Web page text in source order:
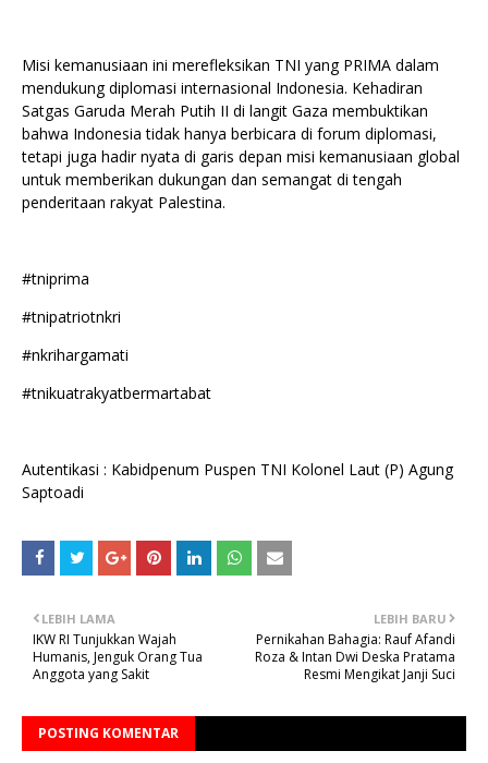
Misi kemanusiaan ini merefleksikan TNI yang PRIMA dalam
mendukung diplomasi internasional Indonesia. Kehadiran
Satgas Garuda Merah Putih II di langit Gaza membuktikan
bahwa Indonesia tidak hanya berbicara di forum diplomasi,
tetapi juga hadir nyata di garis depan misi kemanusiaan global
untuk memberikan dukungan dan semangat di tengah
penderitaan rakyat Palestina.
#tniprima
#tnipatriotnkri
#nkrihargamati
#tnikuatrakyatbermartabat
Autentikasi : Kabidpenum Puspen TNI Kolonel Laut (P) Agung
Saptoadi
LEBIH BARU
Pernikahan Bahagia: Rauf Afandi
Roza & Intan Dwi Deska Pratama
Resmi Mengikat Janji Suci
LEBIH LAMA
IKW RI Tunjukkan Wajah
Humanis, Jenguk Orang Tua
Anggota yang Sakit
POSTING KOMENTAR